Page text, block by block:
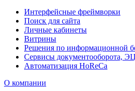
Интерфейсные фреймворки
Поиск для сайта
Личные кабинеты
Витрины
Решения по информационной
Сервисы документооборота,
Автоматизация HoReCa
О компании